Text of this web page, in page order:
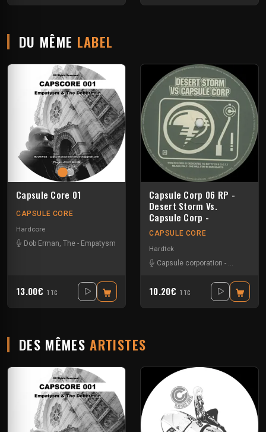
DU MÊME LABEL
Capsule Core 01
CAPSULE CORE
Hardcore
Dob Erman, The - Empatysm
13.00€ TTC
Capsule Corp 06 RP -
Desert Storm Vs.
Capsule Corp -
CAPSULE CORE
Hardtek
Capsule corporation - Desert
10.20€ TTC
DES MÊMES ARTISTES